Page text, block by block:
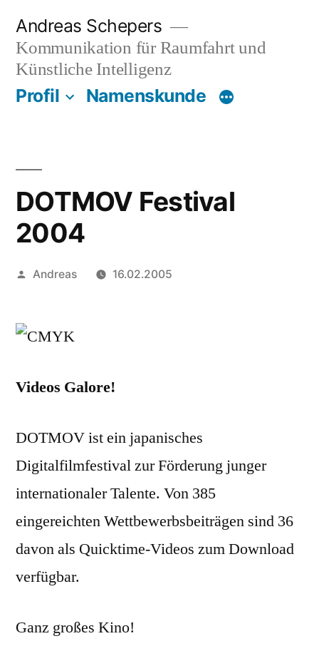
Inhalt
springen
Andreas Schepers
Kommunikation für Raumfahrt und
Künstliche Intelligenz
Profil Namenskunde
DOTMOV Festival
2004
Veröffentlicht
Andreas 16.02.2005
Videos Galore!
DOTMOV ist ein japanisches
Digitalfilmfestival zur Förderung junger
internationaler Talente. Von 385
eingereichten Wettbewerbsbeiträgen sind 36
davon als Quicktime-Videos zum Download
verfügbar.
Ganz großes Kino!